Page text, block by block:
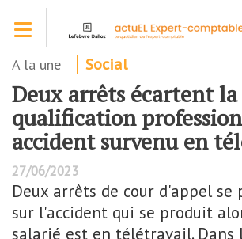
contenu
A la une Social
Deux arrêts écartent la
qualification
accident survenu en
27/06/2023
Deux arrêts de cour d'appel se
sur l'accident qui se produit
salarié est en télétravail.